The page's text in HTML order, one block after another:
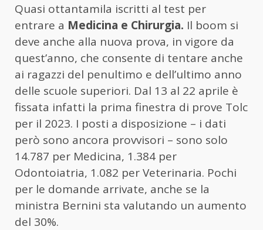
Quasi ottantamila iscritti al test per
entrare a Medicina e Chirurgia. Il boom si
deve anche alla nuova prova, in vigore da
quest’anno, che consente di tentare anche
ai ragazzi del penultimo e dell’ultimo anno
delle scuole superiori. Dal 13 al 22 aprile è
fissata infatti la prima finestra di prove Tolc
per il 2023. I posti a disposizione – i dati
però sono ancora provvisori – sono solo
14.787 per Medicina, 1.384 per
Odontoiatria, 1.082 per Veterinaria. Pochi
per le domande arrivate, anche se la
ministra Bernini sta valutando un aumento
del 30%.